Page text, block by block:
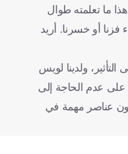
ما تعلمته طوال
كل مباراة سواء فزنا أو خسرنا. أريد
ولدينا لويس
على عدم الحاجة إلى
عناصر مهمة في